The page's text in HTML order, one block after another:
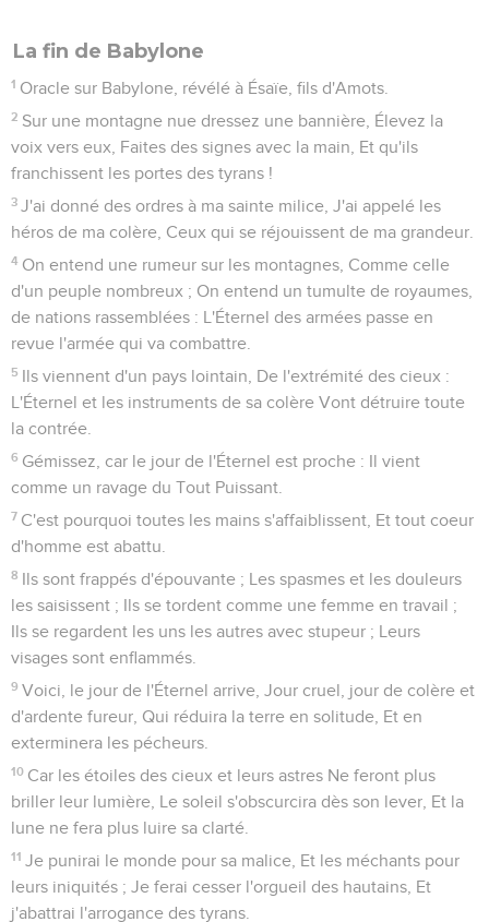
Mais, encore un peu de temps, Et le châtiment cessera,
L'Éternel des armées agitera le fouet contre lui, Comme il
frappa Madian au rocher d'Oreb ; Et, de même qu'il leva son
bâton sur la mer, Il le lèvera encore, comme en Égypte.
L'ennemi approche de Jérusalem
son joug de dessus ton cou ; Et la graisse fera éclater le joug.
Il marche sur Ajjath, traverse Migron, Laisse ses bagages à
Micmasch.
Ils passent le défilé, Ils couchent à Guéba ; Rama tremble,
Guibea de Saül prend la fuite.
30
Fais éclater ta voix, fille de Gallim ! Prends garde, Laïs !
malheur à toi, Anathoth !
Madména se disperse, Les habitants de Guébim sont en
fuite.
32 Encore un jour de halte à Nob, Et il menace de sa main la
montagne de la fille de Sion, La colline de Jérusalem.
33
Voici, le Seigneur, l'Éternel des armées, Brise les rameaux
avec violence : Les plus grands sont coupés, Les plus élevés
sont abattus.
34 Il renverse avec le fer les taillis de la forêt, Et le Liban
tombe sous le Puissant.
Un nouveau David